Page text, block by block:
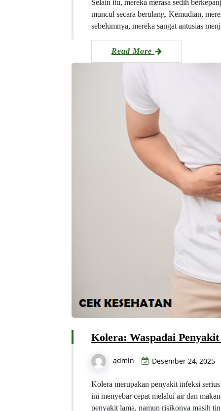
Selain itu, mereka merasa sedih
muncul secara berulang. Kemudian,
sebelumnya, mereka sangat antusias
Read More
Kolera: Waspadai
admin Desember 24, 2025
Kolera merupakan penyakit infeksi
ini menyebar cepat melalui air dan
penyakit lama, namun risikonya masih